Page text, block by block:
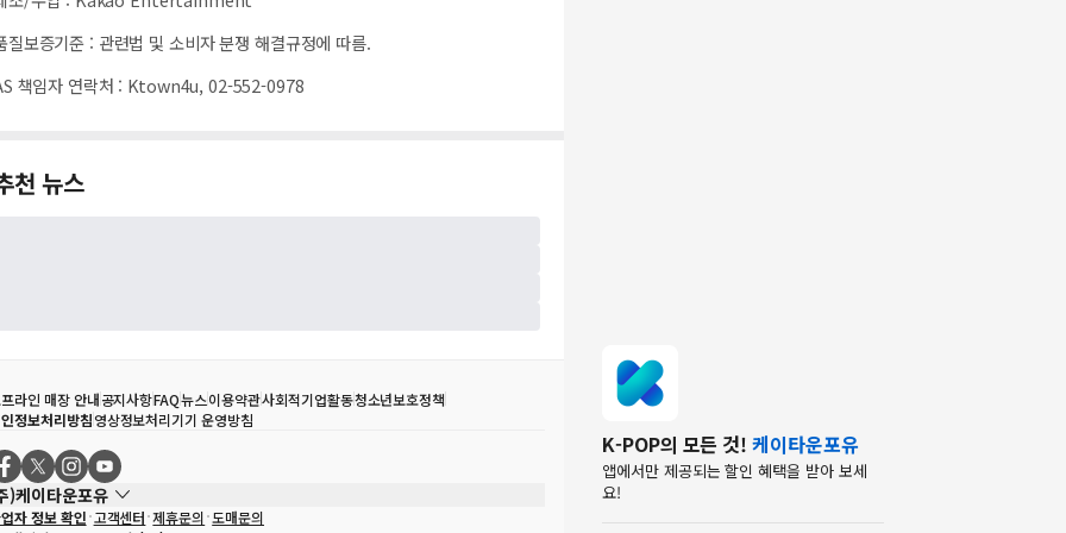
질보증기준 : 관련법 및 소비자 분쟁 해결규정에 따름.
책임자 연락처 : Ktown4u, 02-552-0978
천 뉴스
라인 매장 안내공지사항FAQ뉴스이용약관사회적기업활동청소년보호정책
정보처리방침영상정보처리기기 운영방침
)케이타운포유
자 정보 확인 고객센터 제휴문의 도매문의
K-POP의 모든 것! 케이타운포유
앱에서만 제공되는 할인 혜택을 받아 보세
요!